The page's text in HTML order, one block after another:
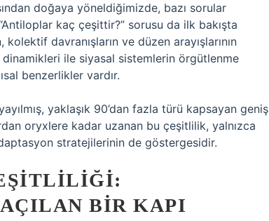
doğaya yöneldiğimizde, bazı sorular
kaç çeşittir?” sorusu da ilk bakışta
davranışların ve düzen arayışlarının
dinamikleri ile siyasal sistemlerin örgütlenme
benzerlikler vardır.
yaklaşık 90’dan fazla türü kapsayan geniş
oryxlere kadar uzanan bu çeşitlilik, yalnızca
stratejilerinin de göstergesidir.
BIR KAPI